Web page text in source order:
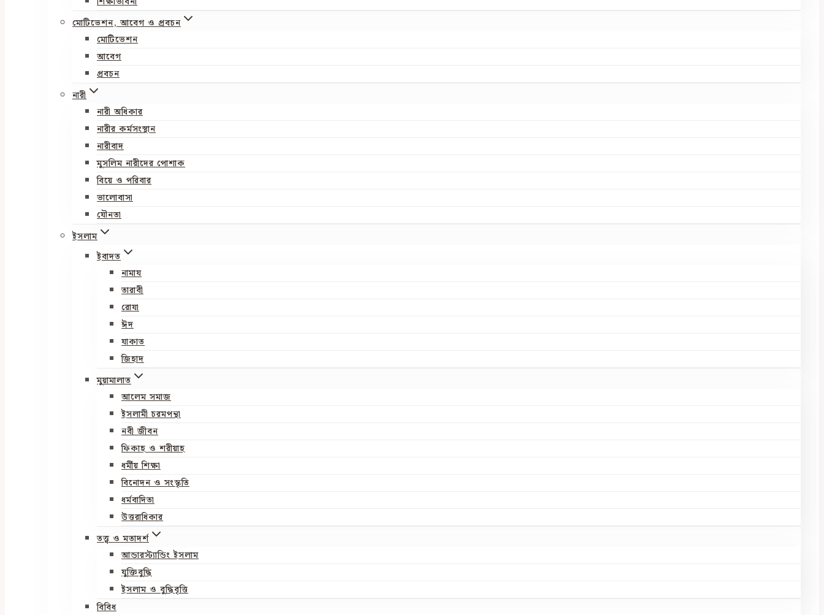
মোটিভেশন, আবেগ ও প্রবচন
মোটিভেশন
আবেগ
প্রবচন
নারী
নারী অধিকার
নারীর কর্মসংস্থান
নারীবাদ
মুসলিম নারীদের পোশাক
বিয়ে ও পরিবার
ভালোবাসা
যৌনতা
ইসলাম
ইবাদত
নামায
তারাবী
রোযা
ঈদ
যাকাত
জিহাদ
মুয়ামালাত
আলেম সমাজ
ইসলামী চরমপন্থা
নবী জীবন
ফিকাহ ও শরীয়াহ
ধর্মীয় শিক্ষা
বিনোদন ও সংস্কৃতি
ধর্মবাদিতা
উত্তরাধিকার
তত্ত্ব ও মতাদর্শ
আন্ডারস্ট্যান্ডিং ইসলাম
যুক্তিবুদ্ধি
ইসলাম ও বুদ্ধিবৃত্তি
বিবিধ